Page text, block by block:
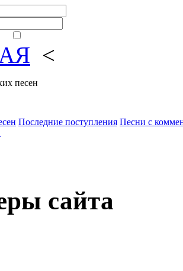
<
песен
Последние поступления Песни с
сайта